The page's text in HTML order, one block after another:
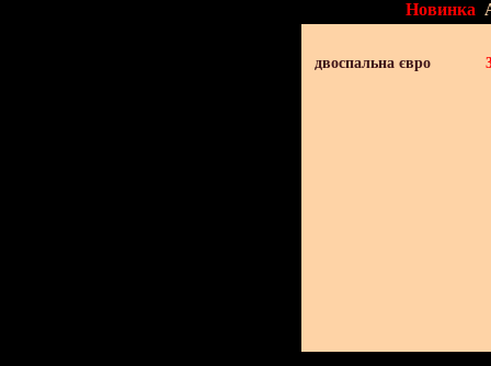
Новинка
двоспальна євро